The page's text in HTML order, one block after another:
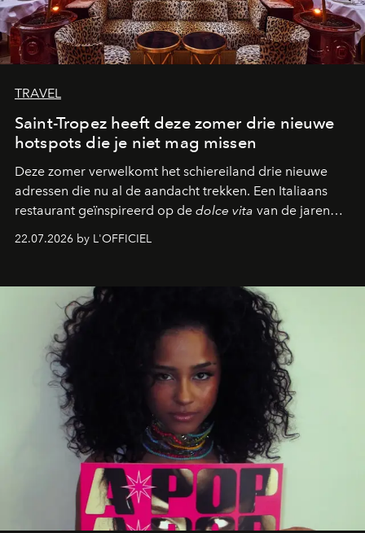
TRAVEL
Saint-Tropez heeft deze zomer drie nieuwe
hotspots die je niet mag missen
Deze zomer verwelkomt het schiereiland drie nieuwe
adressen die nu al de aandacht trekken. Een Italiaans
restaurant geïnspireerd op de dolce vita van de jaren
zestig, een Japanse hotspot die na zonsondergang
verandert in een bruisende ontmoetingsplek en de
neerstrijkt in Saint-Tropez. Dit zijn de nieuwe adressen
die deze zomer de toon zetten, van lange lunches tot
zwoele nachten.
22.07.2026 by L'OFFICIEL